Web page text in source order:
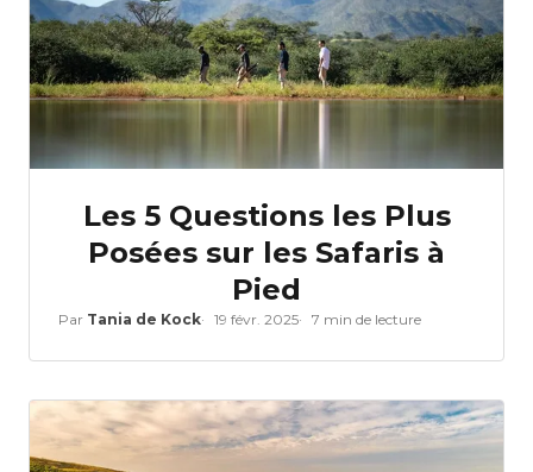
Les 5 Questions les Plus
Posées sur les Safaris à
Pied
Par Tania de Kock 19 févr. 2025 7 min de lecture